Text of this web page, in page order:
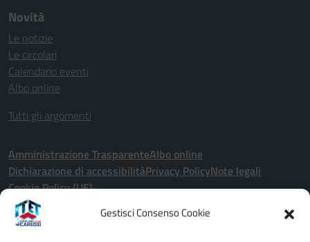
Gestisci Consenso Cookie
Novità
Le notizie
Le circolari
Calendario eventi
Albo online
Tutti gli argomenti
Amministrazione TrasparenteAlbo online
Dichiarazione di accessibilitàPrivacy PolicyNote legali
Cookie Policy (UE)
Seguici su: